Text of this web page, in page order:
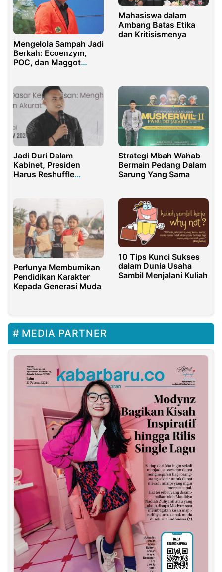
Mengelola Sampah Jadi
Berkah: Ecoenzym,
POC, dan Maggot
Mahasiswa dalam
Ambang Batas Etika
dan Kritisismenya
Jadi Duri Dalam
Kabinet, Presiden
Harus Reshuffle
Strategi Mbah Wahab
Bermain Pedang Dalam
Sarung Yang Sama
Perlunya Membumikan
Pendidikan Karakter
Kepada Generasi Muda
10 Tips Kunci Sukses
dalam Dunia Usaha
Sambil Menjalani Kuliah
MEDIA PARTNER